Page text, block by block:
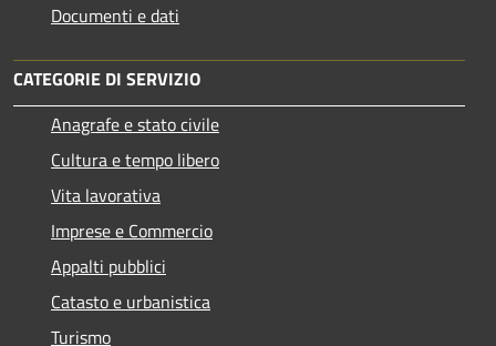
Documenti e dati
CATEGORIE DI SERVIZIO
Anagrafe e stato civile
Cultura e tempo libero
Vita lavorativa
Imprese e Commercio
Appalti pubblici
Catasto e urbanistica
Turismo